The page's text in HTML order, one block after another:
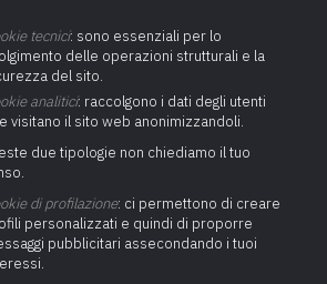
di San Pietro Apostolo
PIETRO APOSTOLO
tecnici: sono essenziali per lo
delle operazioni strutturali e la
del sito.
analitici: raccolgono i dati degli utenti
visitano il sito web anonimizzandoli.
due tipologie non chiediamo il tuo
di profilazione: ci permettono di creare
personalizzati e quindi di proporre
pubblicitari assecondando i tuoi